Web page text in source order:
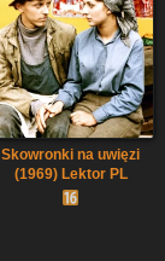
Skowronki na uwięzi
(1969) Lektor PL